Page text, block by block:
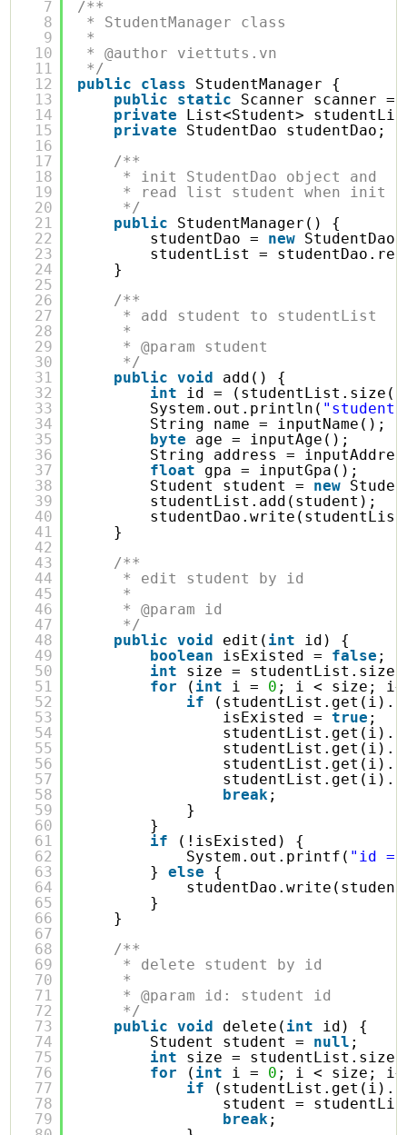
7
8
9
10
11
12
13
14
15
16
17
18
19
20
21
22
23
24
25
26
27
28
29
30
31
32
33
34
35
36
37
38
39
40
41
42
43
44
45
46
47
48
49
50
51
52
53
54
55
56
57
58
59
60
61
62
63
64
65
66
67
68
69
70
71
72
73
74
75
76
77
78
79
/**
* StudentManager class
*
* @author viettuts.vn
*/
public
class
StudentManager {
public
static Scanner scanner =
private
List<Student>
private
StudentDao studentDao;
/**
* init StudentDao object and
* read list student when init
*/
public
StudentManager() {
studentDao = new
studentList =
}
/**
* add student to studentList
*
* @param student
*/
public
void
add() {
int
id =
System.out.println(
String name = inputName();
byte
age = inputAge();
String address =
float
gpa = inputGpa();
Student student = new
studentList.add(student);
}
/**
* edit student by id
*
* @param id
*/
public
void edit( int
id) {
boolean
isExisted = false ;
int
size =
for
( int i = 0 ; i < size;
if
isExisted = true ;
break;
}
}
if
(!isExisted) {
System.out.printf( "id =
} else
{
}
}
/**
* delete student by id
*
* @param id: student id
*/
public
void delete( int
id) {
Student student = null ;
int
size =
for
( int i = 0 ; i < size;
if
student =
break;